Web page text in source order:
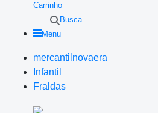
Carrinho
Busca
Menu
mercantilnovaera
Infantil
Fraldas